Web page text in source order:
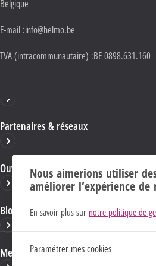
Belgique
E-mail :info@helmo.be
TVA (intracommunautaire) :BE 0898.631.160
Partenaires & réseaux
Ouvrages & publications
Blogs & sites HELMo
Mentions Légales
Nous aimerions utiliser
améliorer l’expérience
En savoir plus sur notre politique de
Paramétrer mes cookies